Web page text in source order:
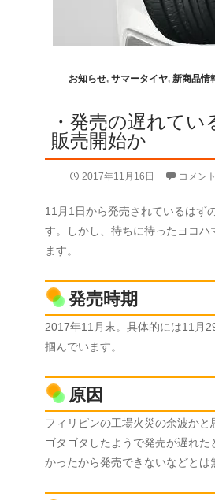
お知らせ, サマータイヤ, 新商品情
・発売の遅れて
販売開始か
2017年11月16日 コメン
11月1日から発売されているはず
す。しかし、待ちに待ったヨコ
ます。
発売時期
2017年11月末。具体的には11月
掴んでいます。
原因
フィリピンの工場火災の余波か
ゴタゴタしたようで発売が遅れ
かったから発売できないなどとは